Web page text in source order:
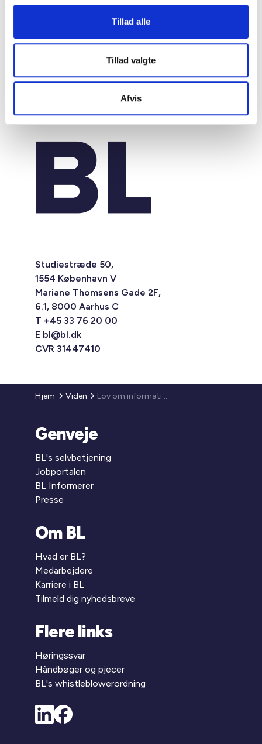
Tillad alle
Tillad valgte
Afvis
Studiestræde 50,
1554 København V
Mariane Thomsens Gade 2F,
6.1, 8000 Aarhus C
T +45 33 76 20 00
E bl@bl.dk
CVR 31447410
Hjem Viden Lov om information og høring af medarbejdere
Genveje
BL's selvbetjening
Jobportalen
BL Informerer
Presse
Om BL
Hvad er BL?
Medarbejdere
Karriere i BL
Tilmeld dig nyhedsbreve
Flere links
Høringssvar
Håndbøger og pjecer
BL's whistleblowerordning